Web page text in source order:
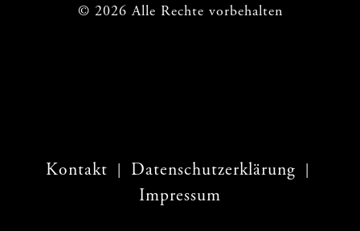
© 2026 Alle Rechte vorbehalten
Kontakt Datenschutzerklärung
Impressum